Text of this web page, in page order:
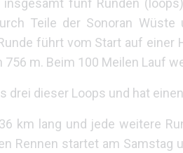
fünf Runden
Teile der Sonoran
führt vom Start auf
m. Beim 100 Meilen Lauf
drei dieser Loops und hat
km lang und jede weitere
Rennen startet am Samstag